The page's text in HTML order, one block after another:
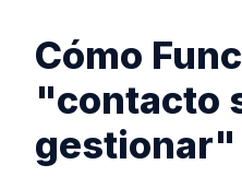
Cómo
"contacto
gestionar"